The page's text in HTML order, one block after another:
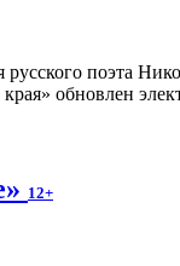
поэта
обновлен
12+